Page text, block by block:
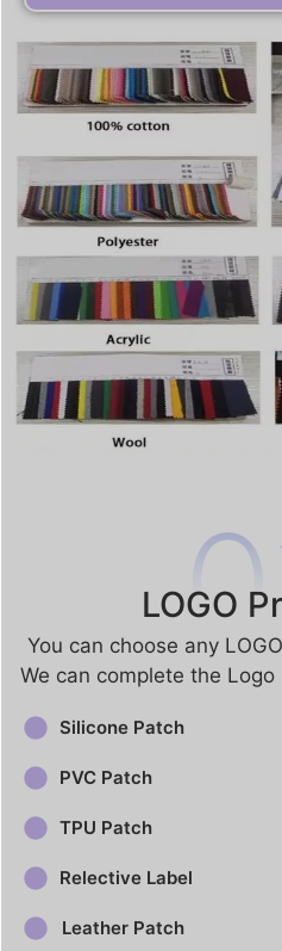
LOGO
You can choose any
We can complete the
Silicone Patch
PVC Patch
TPU Patch
Relective Label
Leather Patch